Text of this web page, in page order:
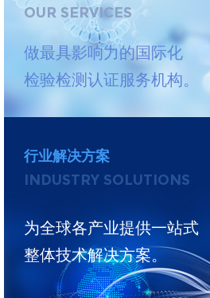
固废处理工程
更多
OUR SERVICES
做最具影响力的国际化
检验检测认证服务机构。
行业解决方案
INDUSTRY SOLUTIONS
为全球各产业提供一站式
整体技术解决方案。